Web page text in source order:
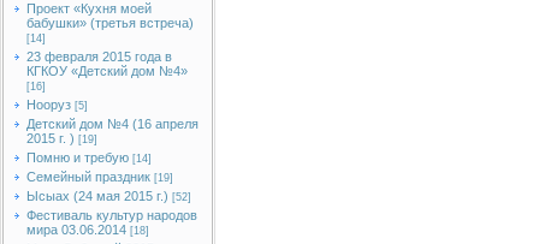
Проект «Кухня моей
бабушки» (третья встреча)
[14]
23 февраля 2015 года в
КГКОУ «Детский дом №4»
[16]
Нооруз [5]
Детский дом №4 (16 апреля
2015 г. ) [19]
Помню и требую [14]
Семейный праздник [19]
Ысыах (24 мая 2015 г.) [52]
Фестиваль культур народов
мира 03.06.2014 [18]